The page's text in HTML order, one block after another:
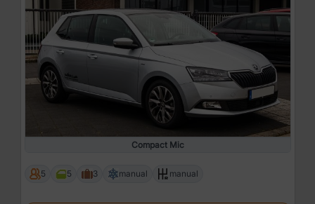
Compact Mic
5 5 3 manual manual